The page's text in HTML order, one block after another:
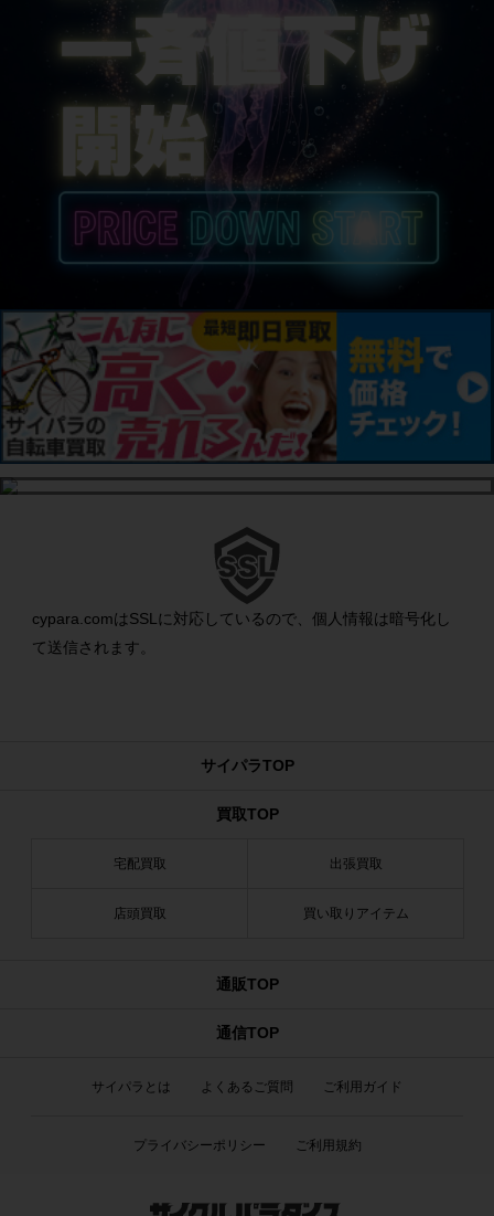
cypara.comはSSLに対応しているので、個人情報は暗号化し
て送信されます。
サイパラTOP
買取TOP
宅配買取 出張買取
店頭買取 買い取りアイテム
通販TOP
通信TOP
サイパラとは よくあるご質問 ご利用ガイド
プライバシーポリシー ご利用規約